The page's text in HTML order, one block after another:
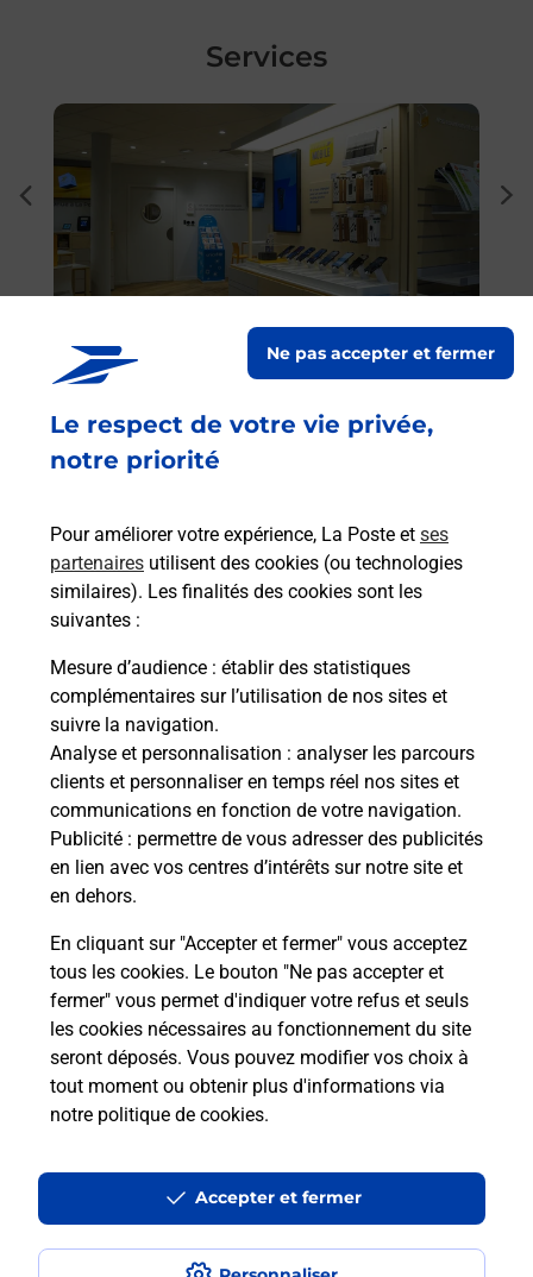
Le respect de votre vie privée,
notre priorité
Pour améliorer votre expérience, La Poste et ses
partenaires utilisent des cookies (ou technologies
similaires). Les finalités des cookies sont les
suivantes :
Mesure d’audience : établir des statistiques
complémentaires sur l’utilisation de nos sites et
suivre la navigation.
Analyse et personnalisation : analyser les parcours
clients et personnaliser en temps réel nos sites et
communications en fonction de votre navigation.
Publicité : permettre de vous adresser des publicités
en lien avec vos centres d’intérêts sur notre site et
en dehors.
En cliquant sur "Accepter et fermer" vous acceptez
tous les cookies. Le bouton "Ne pas accepter et
fermer" vous permet d'indiquer votre refus et seuls
les cookies nécessaires au fonctionnement du site
seront déposés. Vous pouvez modifier vos choix à
tout moment ou obtenir plus d'informations via
notre politique de cookies.
Ne pas accepter et fermer
Accepter et fermer
Services
à
En savoir plus
Vous recherchez un smartphone pas cher proche
de chez vous ? Découvrez notre offre de
Poste à TREGUIER (22220) !
En savoir plus
de
Questions fréquemment posées
Comment retourner un colis acheté
en ligne depuis votre boîte aux lettres
?
Comment envoyer un colis ou faire un
retour chez un e-commerçant sans se
déplacer ?
Envoyer un petit colis au meilleur
prix ?
Côtes d'Armor TREGUIER
Envoi de colis